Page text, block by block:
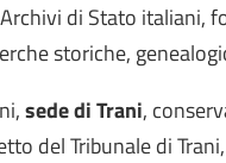
di Stato italiani,
storiche,
sede di Trani,
del Tribunale di